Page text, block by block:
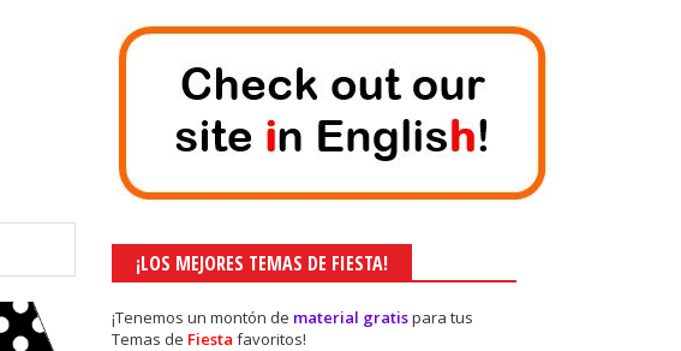
¡LOS MEJORES TEMAS DE FIESTA!
¡Tenemos un montón de material gratispara tus
Temas de Fiestafavoritos!